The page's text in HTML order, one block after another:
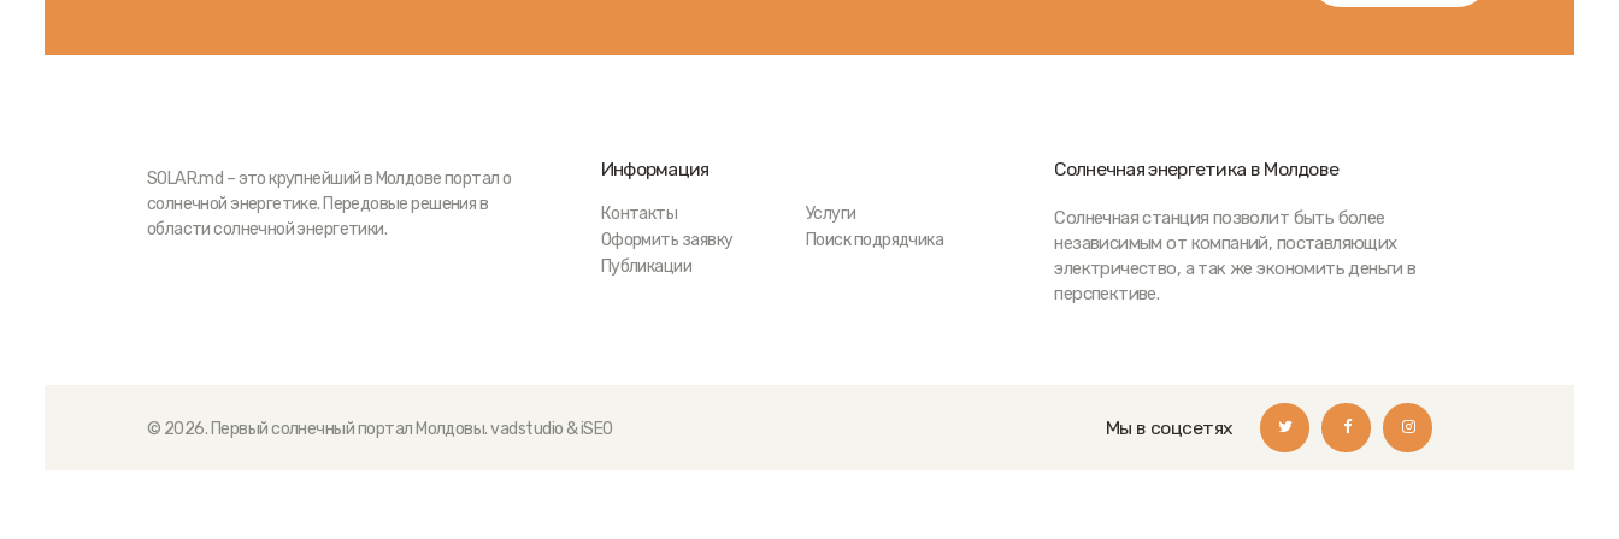
SOLAR.md – это крупнейший в Молдове портал о
солнечной энергетике. Передовые решения в
области солнечной энергетики.
Информация
Контакты
Услуги
Оформить заявку
Поиск подрядчика
Публикации
Солнечная энергетика в Молдове
Солнечная станция позволит быть более
независимым от компаний, поставляющих
электричество, а так же экономить деньги в
перспективе.
© 2026. Первый солнечный портал Молдовы.vadstudio&iSEO Мы в соцсетях